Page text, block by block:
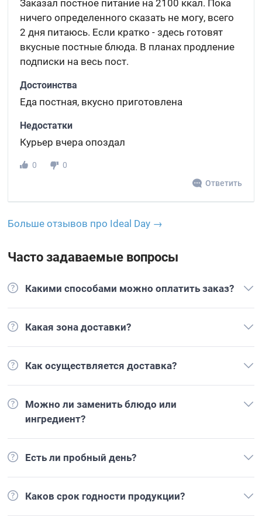
Заказал постное питание на 2100 ккал. Пока
ничего определенного сказать не могу, всего
2 дня питаюсь. Если кратко - здесь готовят
вкусные постные блюда. В планах продление
подписки на весь пост.
Достоинства
Еда постная, вкусно приготовлена
Недостатки
Курьер вчера опоздал
0
0
Ответить
Больше отзывов про Ideal Day →
Часто задаваемые вопросы
Какими способами можно оплатить заказ?
Какая зона доставки?
Как осуществляется доставка?
Можно ли заменить блюдо или
ингредиент?
Есть ли пробный день?
Каков срок годности продукции?